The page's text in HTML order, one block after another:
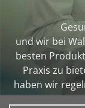
und wir bei
besten
Praxis zu
haben wir